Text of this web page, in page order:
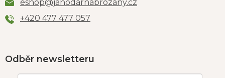
eshop@jahodarnabrozany.cz
+420 477 477 057
Odběr newsletteru